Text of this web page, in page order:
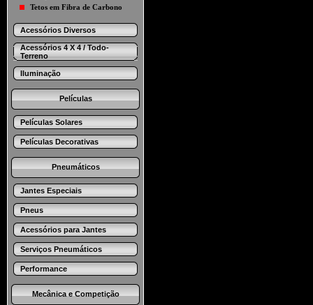
Tetos em Fibra de Carbono
Acessórios Diversos
Acessórios 4 X 4 / Todo-
Terreno
Iluminação
Películas
Películas Solares
Películas Decorativas
Pneumáticos
Jantes Especiais
Pneus
Acessórios para Jantes
Serviços Pneumáticos
Performance
Mecânica e Competição